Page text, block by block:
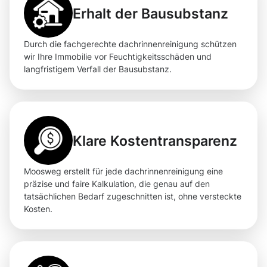
Erhalt der Bausubstanz
Durch die fachgerechte dachrinnenreinigung schützen
wir Ihre Immobilie vor Feuchtigkeitsschäden und
langfristigem Verfall der Bausubstanz.
Klare Kostentransparenz
Moosweg erstellt für jede dachrinnenreinigung eine
präzise und faire Kalkulation, die genau auf den
tatsächlichen Bedarf zugeschnitten ist, ohne versteckte
Kosten.